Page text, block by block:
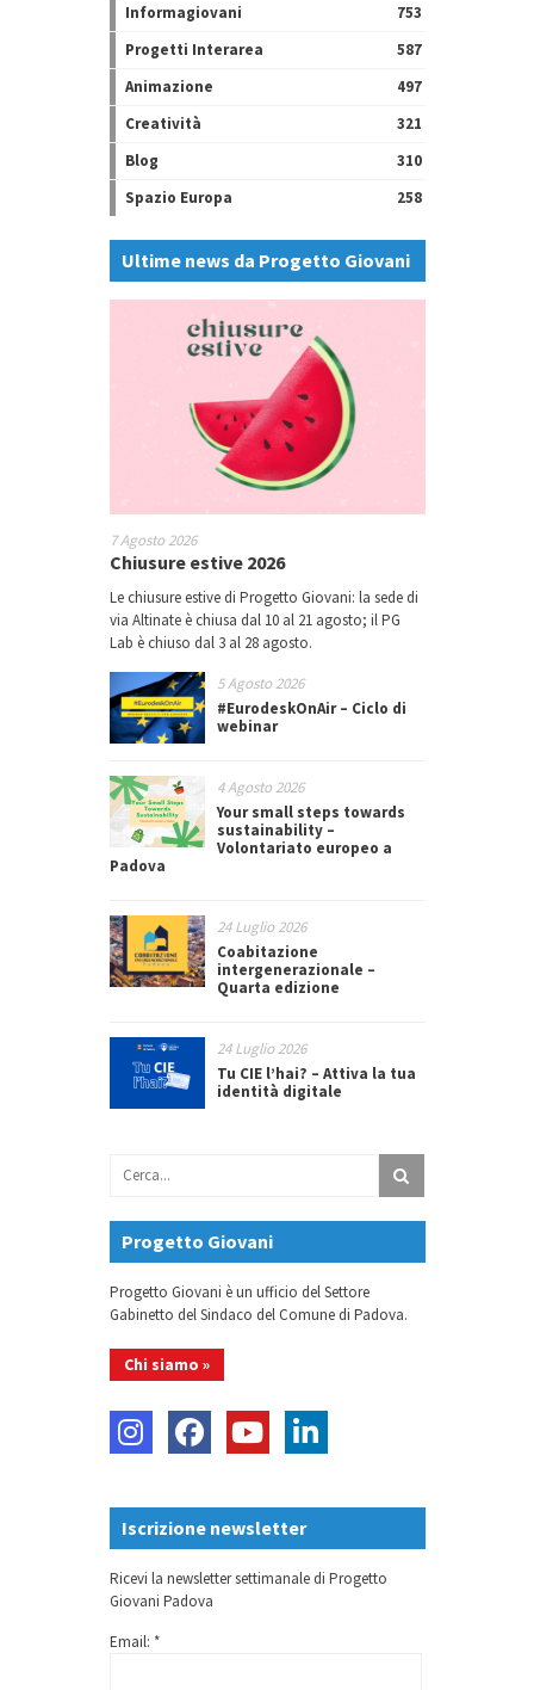
Informagiovani
753
Progetti Interarea
587
Animazione
497
Creatività
321
Blog
310
Spazio Europa
258
Ultime news da Progetto Giovani
7 Agosto 2026
Chiusure estive 2026
Le chiusure estive di Progetto Giovani: la sede di
via Altinate è chiusa dal 10 al 21 agosto; il PG
Lab è chiuso dal 3 al 28 agosto.
5 Agosto 2026
#EurodeskOnAir – Ciclo di
webinar
4 Agosto 2026
Your small steps towards
sustainability –
Volontariato europeo a
Padova
24 Luglio 2026
Coabitazione
intergenerazionale –
Quarta edizione
24 Luglio 2026
Tu CIE l’hai? – Attiva la tua
identità digitale
Progetto Giovani
Progetto Giovani è un ufficio del Settore
Gabinetto del Sindaco del Comune di Padova.
Chi siamo »
Iscrizione newsletter
Ricevi la newsletter settimanale di Progetto
Giovani Padova
Email: *